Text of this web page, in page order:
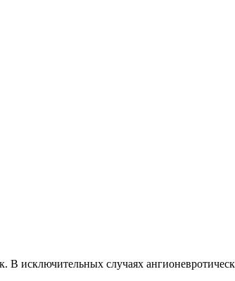
В исключительных случаях